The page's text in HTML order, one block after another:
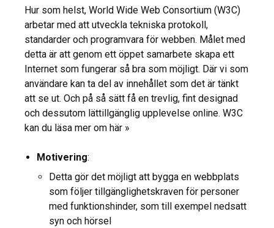
Hur som helst, World Wide Web Consortium (W3C)
arbetar med att utveckla tekniska protokoll,
standarder och programvara för webben. Målet med
detta är att genom ett öppet samarbete skapa ett
Internet som fungerar så bra som möjligt. Där vi som
användare kan ta del av innehållet som det är tänkt
att se ut. Och på så sätt få en trevlig, fint designad
och dessutom lättillgänglig upplevelse online. W3C
kan du läsa mer om här »
Motivering:
Detta gör det möjligt att bygga en webbplats
som följer tillgänglighetskraven för personer
med funktionshinder, som till exempel nedsatt
syn och hörsel